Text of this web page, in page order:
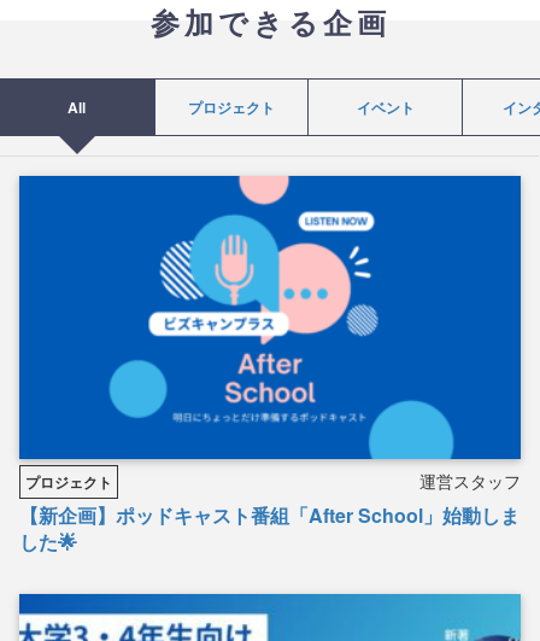
参加できる企画
All プロジェクト イベント イン
プロジェクト 運営スタッフ
【新企画】ポッドキャスト番組「After School」始動しま
した🌟